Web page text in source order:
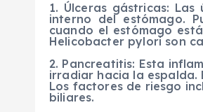
1. Úlceras gástricas:
interno del estómago.
cuando el estómago
Helicobacter pylori son
2. Pancreatitis: Esta
irradiar hacia la espalda.
Los factores de riesgo
biliares.